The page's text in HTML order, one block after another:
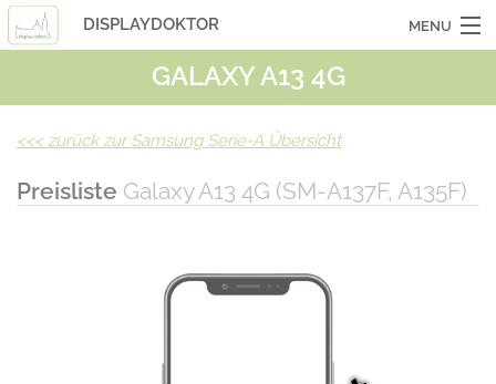
DISPLAYDOKTOR MENU
OCASSIONSGERÄTEGALAXY A13 4G
<<<zurück zur Samsung Serie-A Übersicht
Preisliste Galaxy A13 4G (SM-A137F, A135F)